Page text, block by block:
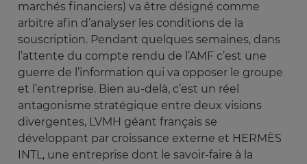
marchés financiers) va être désigné comme
arbitre afin d’analyser les conditions de la
souscription. Pendant quelques semaines, dans
l’attente du compte rendu de l’AMF c’est une
guerre de l’information qui va opposer le groupe
et l’entreprise. Bien au-delà, c’est un réel
antagonisme stratégique entre deux visions
divergentes, LVMH géant français se
développant par croissance externe et HERMÈS
INTL, une entreprise dont le savoir-faire à la